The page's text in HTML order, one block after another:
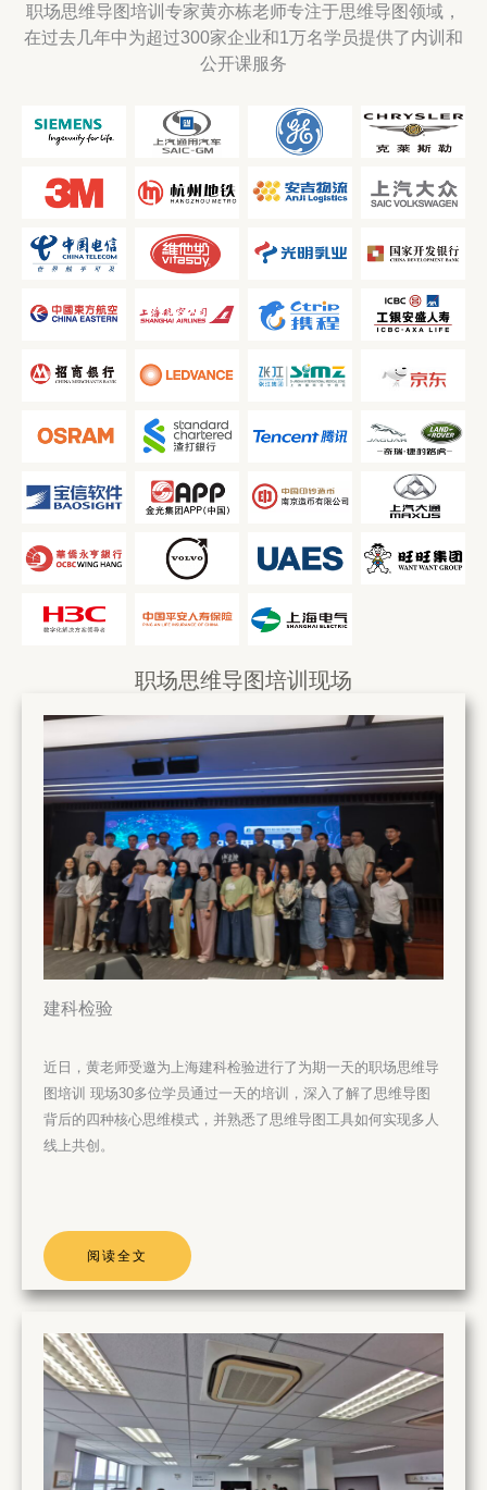
职场思维导图培训专家黄亦栋老师专注于思维导图领域，
在过去几年中为超过300家企业和1万名学员提供了内训和
公开课服务
西门子中国 上汽通用 通用电气 克莱斯勒
3M 杭州地铁 安吉物流 上汽大众
中国电信 维他奶 光明乳业
行
东方航空 上海航空 携程
工银安盛人
寿
招商银行 朗德万斯
上海国际医
学园区联合
开发有限公
京东
欧司朗 渣打银行 腾讯
奇瑞捷豹路
虎
宝信软件 金光集团 南京造币 上汽大通
华侨永亨银
行
沃尔沃汽车
联合汽车电
子
旺旺集团
新华三集团
险
上海电气
职场思维导图培训现场
建科检验
近日，黄老师受邀为上海建科检验进行了为期一天的职场思维导
图培训 现场30多位学员通过一天的培训，深入了解了思维导图
背后的四种核心思维模式，并熟悉了思维导图工具如何实现多人
线上共创。
阅读全文